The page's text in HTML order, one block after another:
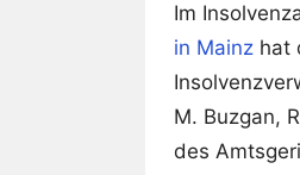
Im
in Mainz hat
M. Buzgan,
des